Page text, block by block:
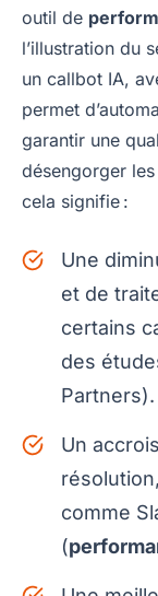
outil de
l’illustration du
un callbot IA,
permet
garantir une
désengorger
cela signifie :
Une
et de
certains
des
Partners).
Un
comme
(